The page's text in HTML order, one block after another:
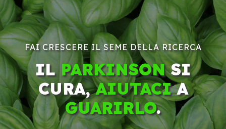
FAI CRESCERE IL SEME DELLA RICERCA
ILPARKINSONSI
CURA,AIUTACIA
GUARIRLO.